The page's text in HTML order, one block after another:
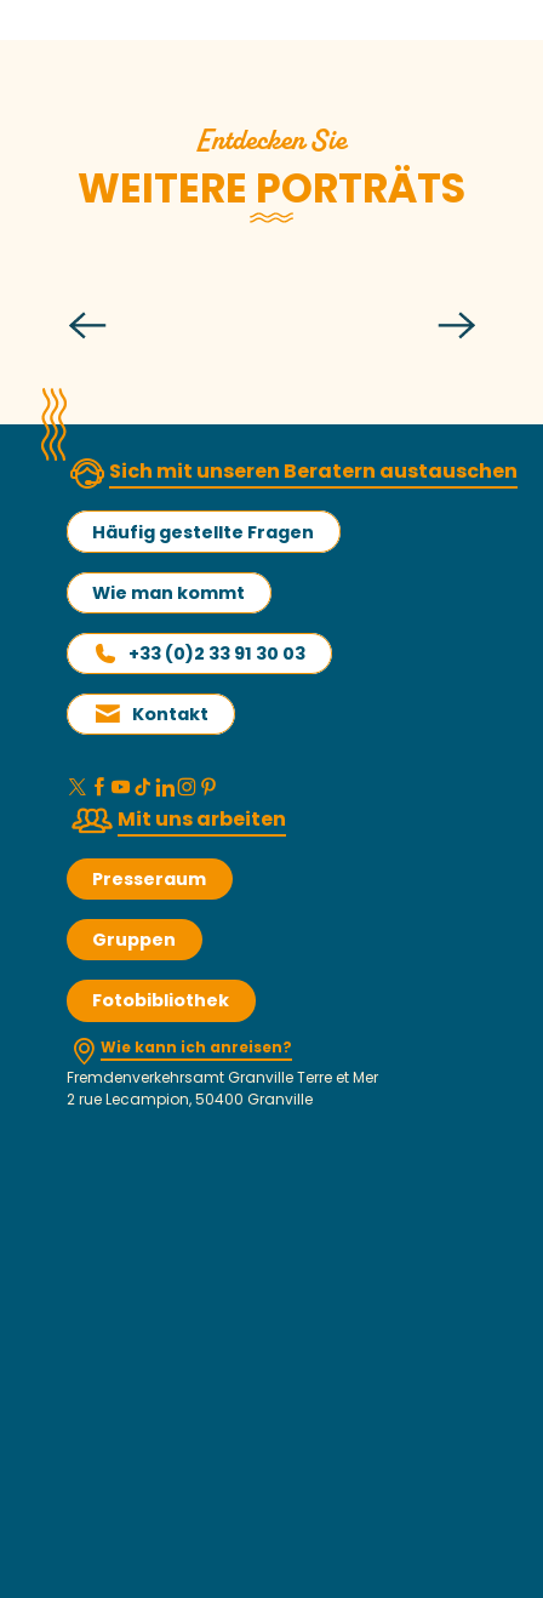
Entdecken Sie
WEITERE PORTRÄTS
Sich mit unseren Beratern austauschen
Häufig gestellte Fragen
Wie man kommt
+33 (0)2 33 91 30 03
Kontakt
Mit uns arbeiten
Presseraum
Gruppen
Fotobibliothek
Wie kann ich anreisen?
Fremdenverkehrsamt Granville Terre et Mer
2 rue Lecampion, 50400 Granville